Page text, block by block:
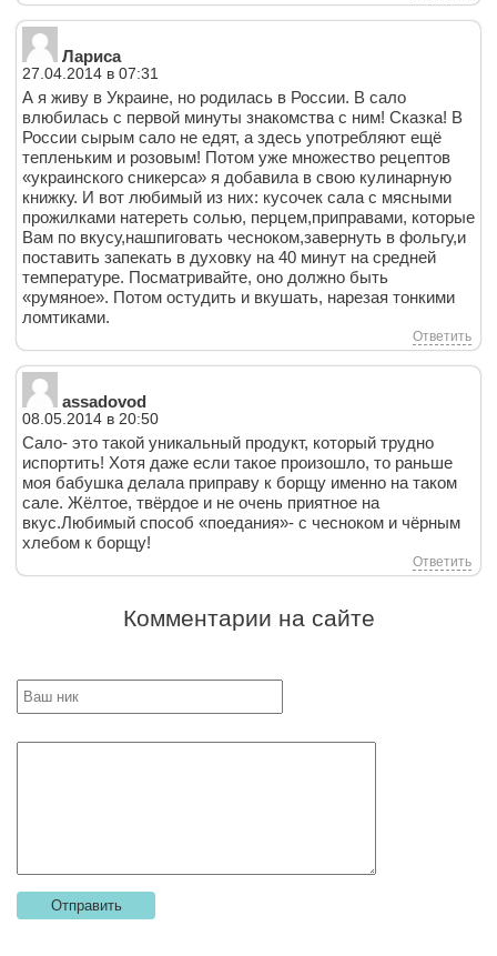
Лариса
27.04.2014 в 07:31
А я живу в Украине, но родилась в России. В сало
влюбилась с первой минуты знакомства с ним! Сказка! В
России сырым сало не едят, а здесь употребляют ещё
тепленьким и розовым! Потом уже множество рецептов
«украинского сникерса» я добавила в свою кулинарную
книжку. И вот любимый из них: кусочек сала с мясными
прожилками натереть солью, перцем,приправами, которые
Вам по вкусу,нашпиговать чесноком,завернуть в фольгу,и
поставить запекать в духовку на 40 минут на средней
температуре. Посматривайте, оно должно быть
«румяное». Потом остудить и вкушать, нарезая тонкими
ломтиками.
Ответить
assadovod
08.05.2014 в 20:50
Сало- это такой уникальный продукт, который трудно
испортить! Хотя даже если такое произошло, то раньше
моя бабушка делала приправу к борщу именно на таком
сале. Жёлтое, твёрдое и не очень приятное на
вкус.Любимый способ «поедания»- с чесноком и чёрным
хлебом к борщу!
Ответить
Комментарии на сайте